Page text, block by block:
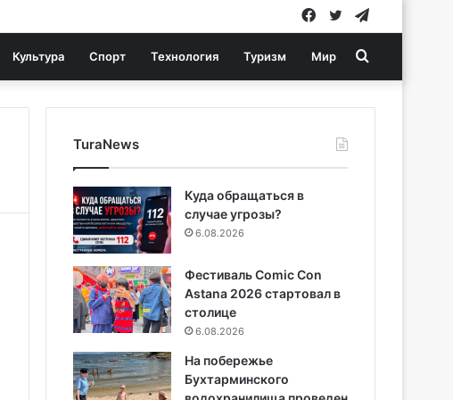
Twitter
Facebook
Культура Спорт Технология Туризм Мир Search
for
TuraNews
Куда обращаться в
случае угрозы?
6.08.2026
Фестиваль Comic Con
Astana 2026 стартовал в
столице
6.08.2026
На побережье
Бухтарминского